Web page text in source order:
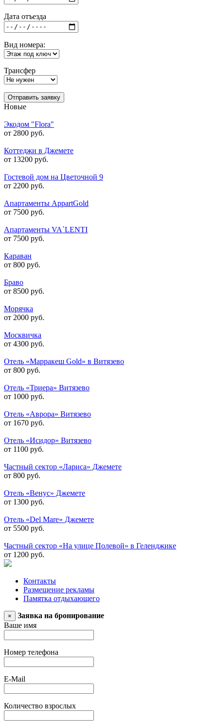
Дата отъезда
Вид номера:
Трансфер
Отправить заявку
Новые
Экодом "Flora"
от 2800 руб.
Коттеджи в Джемете
от 13200 руб.
Гостевой дом на Цветочной 9
от 2200 руб.
Апартаменты AppartGold
от 7500 руб.
Апартаменты VA`LENTI
от 7500 руб.
Караван
от 800 руб.
Браво
от 8500 руб.
Морячка
от 2000 руб.
Москвичка
от 4300 руб.
Отель «Марракеш Gold» в Витязево
от 800 руб.
Отель «Триера» Витязево
от 1000 руб.
Отель «Аврора» Витязево
от 1670 руб.
Отель «Исидор» Витязево
от 1100 руб.
Частный сектор «Лариса» Джемете
от 800 руб.
Отель «Венус» Джемете
от 1300 руб.
Отель «Del Mare» Джемете
от 5500 руб.
Частный сектор «На улице Полевой» в Геленджике
от 1200 руб.
Контакты
Размещение рекламы
Памятка отдыхающего
×
Заявка на бронирование
Ваше имя
Номер телефона
E-Mail
Количество взрослых